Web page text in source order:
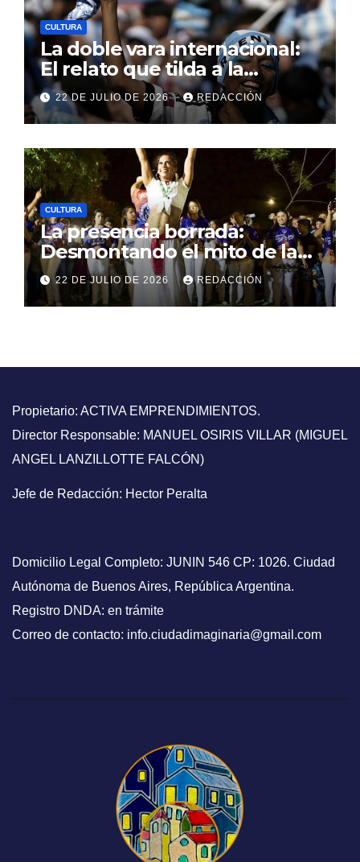
CULTURA
La doble vara internacional:
El relato que tilda a la
Argentina de discriminadora
frente a la realidad de sus
leyes
22 DE JULIO DE 2026 REDACCIÓN
CULTURA
La presencia borrada:
Desmontando el mito de la
ausencia afro en la historia
argentina
22 DE JULIO DE 2026 REDACCIÓN
Propietario: ACTIVA EMPRENDIMIENTOS.
Director Responsable: MANUEL OSIRIS VILLAR (MIGUEL
ANGEL LANZILLOTTE FALCÓN)
Jefe de Redacción: Hector Peralta
Domicilio Legal Completo: JUNIN 546 CP: 1026. Ciudad
Autónoma de Buenos Aires, República Argentina.
Registro DNDA: en trámite
Correo de contacto: info.ciudadimaginaria@gmail.com